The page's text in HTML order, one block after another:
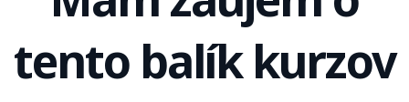
tento balík kurzov